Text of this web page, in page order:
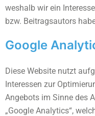
weshalb wir ein
bzw. Beitragsautors
Google
Diese Website nutzt
Interessen zur
Angebots im Sinne des
„Google Analytics“,